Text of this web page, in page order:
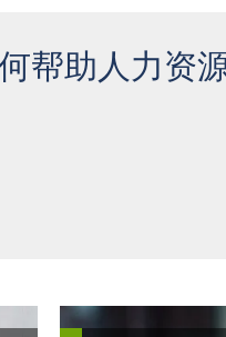
帮助人力资